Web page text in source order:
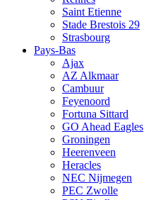
Saint Etienne
Stade Brestois 29
Strasbourg
Pays-Bas
Ajax
AZ Alkmaar
Cambuur
Feyenoord
Fortuna Sittard
GO Ahead Eagles
Groningen
Heerenveen
Heracles
NEC Nijmegen
PEC Zwolle